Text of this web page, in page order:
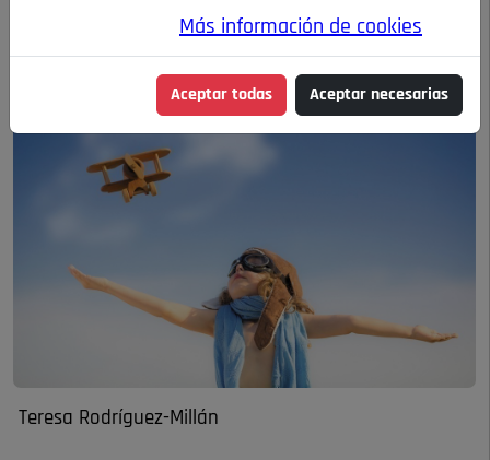
Teresa Rodríguez-Millán
Más información de cookies
Aceptar todas Aceptar necesarias